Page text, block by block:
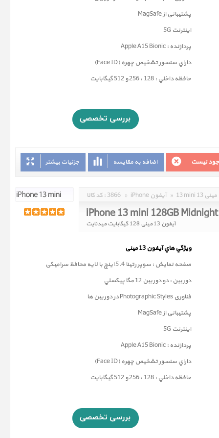
پشتیبانی از MagSafe
اینترنت 5G
پردازنده : Apple A15 Bionic
داراي سنسور تشخيص چهره (Face ID)
حافظه داخلي : 128 ، 256 و 512 گيگابايت
جزئیات بیشتر اضافه به مقایسه نیست
کد کالا : 3866 » iPhone آیفون » 13 mini 13 مینی
iPhone 13 mini 128GB Midnight
آیفون 13 مینی 128 گیگابایت میدنایت
ويژگي هاي آيفون 13
مینی
صفحه نمايش : سوپر رتينا 5.4 اينچ با لایه محافظ سرامیکی
دوربين : دو دوربین 12 مگا پيکسلي
فناوری Photographic Stylesدر دوربین ها
پشتیبانی از MagSafe
اینترنت 5G
پردازنده : Apple A15 Bionic
داراي سنسور تشخيص چهره (Face ID)
حافظه داخلي : 128 ، 256 و 512 گيگابايت